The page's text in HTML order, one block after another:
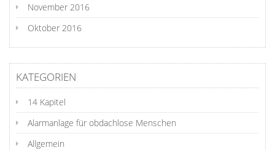
November 2016
Oktober 2016
KATEGORIEN
14 Kapitel
Alarmanlage für obdachlose Menschen
Allgemein